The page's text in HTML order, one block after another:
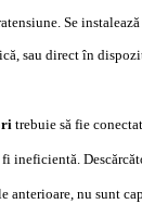
Se
sau direct în
trebuie să fie
fi ineficientă.
anterioare, nu sunt